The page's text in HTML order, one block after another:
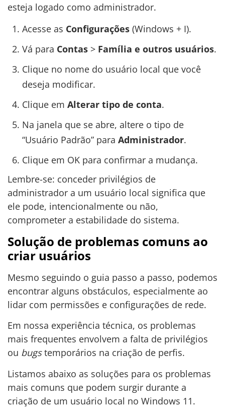
esteja logado como administrador.
Acesse as Configurações(Windows + I).
Vá para Contas> Família e outros usuários.
Clique no nome do usuário local que você
deseja modificar.
Clique em Alterar tipo de conta.
Na janela que se abre, altere o tipo de
“Usuário Padrão” para Administrador.
Clique em OK para confirmar a mudança.
Lembre-se: conceder privilégios de
administrador a um usuário local significa que
ele pode, intencionalmente ou não,
comprometer a estabilidade do sistema.
Solução de problemas comuns ao
criar usuários
Mesmo seguindo o guia passo a passo, podemos
encontrar alguns obstáculos, especialmente ao
lidar com permissões e configurações de rede.
Em nossa experiência técnica, os problemas
mais frequentes envolvem a falta de privilégios
ou bugstemporários na criação de perfis.
Listamos abaixo as soluções para os problemas
mais comuns que podem surgir durante a
criação de um usuário local no Windows 11.